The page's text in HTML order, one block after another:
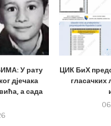
У рату
дјечака
а сада
ЦИК БиХ
гласачких